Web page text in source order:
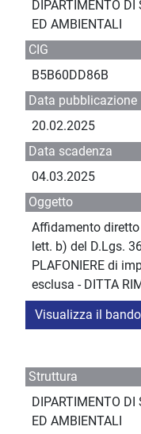
DIPARTIMENTO DI
ED AMBIENTALI
CIG
B5B60DD86B
Data pubblicazione
20.02.2025
Data scadenza
04.03.2025
Oggetto
Affidamento
lett. b) del D.Lgs.
PLAFONIERE di
esclusa - DITTA
Visualizza il
Struttura
DIPARTIMENTO DI
ED AMBIENTALI